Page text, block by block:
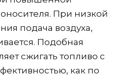
При низкой
подача воздуха,
Подобная
сжигать топливо с
как по